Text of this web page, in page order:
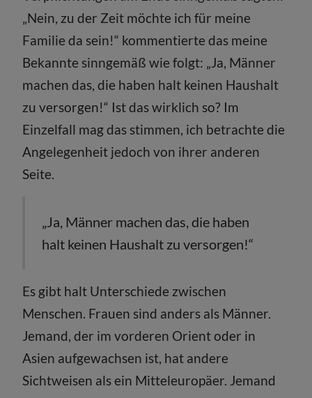
„Nein, zu der Zeit möchte ich für meine
Familie da sein!“ kommentierte das meine
Bekannte sinngemäß wie folgt: „Ja, Männer
machen das, die haben halt keinen Haushalt
zu versorgen!“ Ist das wirklich so? Im
Einzelfall mag das stimmen, ich betrachte die
Angelegenheit jedoch von ihrer anderen
Seite.
„Ja, Männer machen das, die haben
halt keinen Haushalt zu versorgen!“
Es gibt halt Unterschiede zwischen
Menschen. Frauen sind anders als Männer.
Jemand, der im vorderen Orient oder in
Asien aufgewachsen ist, hat andere
Sichtweisen als ein Mitteleuropäer. Jemand